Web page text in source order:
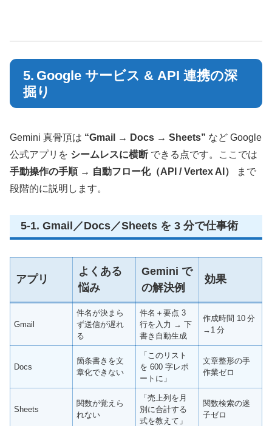
5. Google サービス & API 連携の深
掘り
Gemini 真骨頂は “Gmail → Docs → Sheets” など Google
公式アプリを シームレスに横断 できる点です。ここでは
手動操作の手順 → 自動フロー化（API / Vertex AI）
まで
段階的に説明します。
5‑1. Gmail／Docs／Sheets を 3 分で仕事術
アプリ
よくある
悩み
Gemini で
の解決例
効果
Gmail
件名が決まら
ず送信が遅れ
る
件名＋要点 3
行を入力 → 下
書き自動生成
作成時間 10 分
→1 分
Docs
箇条書きを文
章化できない
「このリスト
を 600 字レポ
ートに」
文章整形の手
作業ゼロ
Sheets
関数が覚えら
れない
「売上列を月
別に合計する
式を教えて」
関数検索の迷
子ゼロ